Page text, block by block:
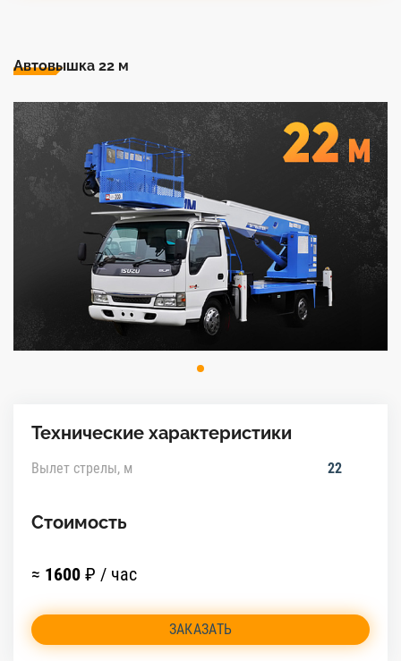
Автовышка 22 м
Технические характеристики
Вылет стрелы, м 22
Стоимость
≈ 1600 ₽ / час
ЗАКАЗАТЬ